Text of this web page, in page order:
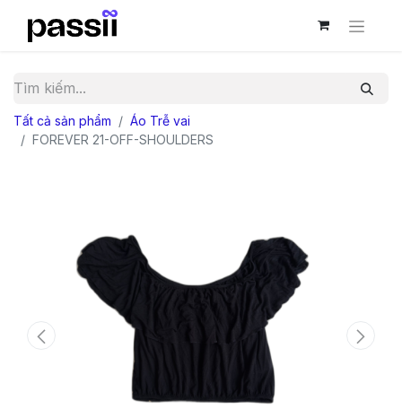
Tất cả sản phẩm
Áo Trễ vai
FOREVER 21-OFF-SHOULDERS